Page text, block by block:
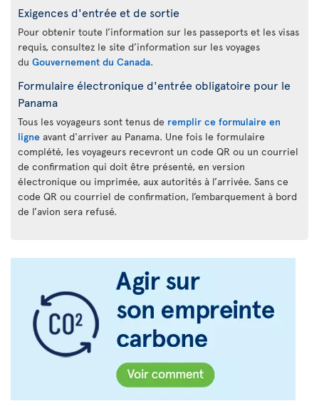
Exigences d'entrée et de sortie
Pour obtenir toute l’information sur les passeports et les visas
requis, consultez le site d’information sur les voyages
du Gouvernement du Canada.
Formulaire électronique d'entrée obligatoire pour le
Panama
Tous les voyageurs sont tenus de remplir ce formulaire en
ligne avant d'arriver au Panama. Une fois le formulaire
complété, les voyageurs recevront un code QR ou un courriel
de confirmation qui doit être présenté, en version
électronique ou imprimée, aux autorités à l’arrivée. Sans ce
code QR ou courriel de confirmation, l’embarquement à bord
de l’avion sera refusé.